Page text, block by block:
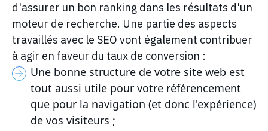
d'assurer un bon ranking dans les résultats d'un
moteur de recherche. Une partie des aspects
travaillés avec le SEO vont également contribuer
à agir en faveur du taux de conversion :
Une bonne structure de votre site web est
tout aussi utile pour votre référencement
que pour la navigation (et donc l'expérience)
de vos visiteurs ;